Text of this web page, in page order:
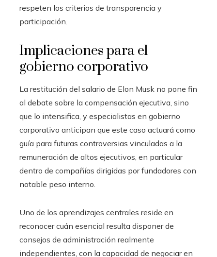
respeten los criterios de transparencia y
participación.
Implicaciones para el
gobierno corporativo
La restitución del salario de Elon Musk no pone fin
al debate sobre la compensación ejecutiva, sino
que lo intensifica, y especialistas en gobierno
corporativo anticipan que este caso actuará como
guía para futuras controversias vinculadas a la
remuneración de altos ejecutivos, en particular
dentro de compañías dirigidas por fundadores con
notable peso interno.
Uno de los aprendizajes centrales reside en
reconocer cuán esencial resulta disponer de
consejos de administración realmente
independientes, con la capacidad de negociar en